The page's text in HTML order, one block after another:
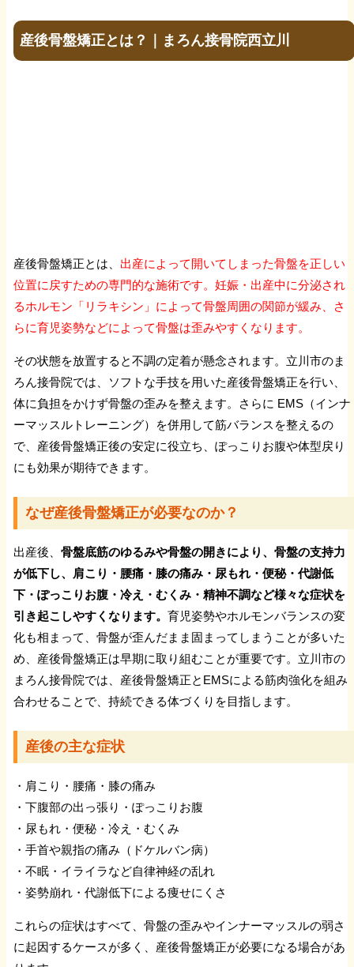
腕のしびれ
ギヨン管症候群
肘部管症候群
手根管症候群
野球肘
頸肩腕症候群
ゴルフ肘
野球肩
上腕二頭筋長頭腱炎
ルーズショルダー
突き指
外側上顆炎（テニス肘）
ドケルバン病
腱板損傷
【腰の症状】
産後骨盤矯正とは？｜まろん接骨院西立川
産後骨盤矯正とは、 出産によって開いてしまった骨盤を正しい
位置に戻すための専門的な施術です。妊娠・出産中に分泌され
るホルモン「リラキシン」によって骨盤周囲の関節が緩み、さ
らに育児姿勢などによって骨盤は歪みやすくなります。
その状態を放置すると不調の定着が懸念されます。立川市のま
ろん接骨院では、ソフトな手技を用いた産後骨盤矯正を行い、
体に負担をかけず骨盤の歪みを整えます。さらに EMS（インナ
ーマッスルトレーニング）を併用して筋バランスを整えるの
で、産後骨盤矯正後の安定に役立ち、ぽっこりお腹や体型戻り
にも効果が期待できます。
なぜ産後骨盤矯正が必要なのか？
出産後、 骨盤底筋のゆるみや骨盤の開きにより、骨盤の支持力
が低下し、肩こり・腰痛・膝の痛み・尿もれ・便秘・代謝低
下・ぽっこりお腹・冷え・むくみ・精神不調など様々な症状を
引き起こしやすくなります。 育児姿勢やホルモンバランスの変
化も相まって、骨盤が歪んだまま固まってしまうことが多いた
め、産後骨盤矯正は早期に取り組むことが重要です。立川市の
まろん接骨院では、産後骨盤矯正とEMSによる筋肉強化を組み
合わせることで、持続できる体づくりを目指します。
産後の主な症状
・肩こり・腰痛・膝の痛み
・下腹部の出っ張り・ぽっこりお腹
・尿もれ・便秘・冷え・むくみ
・手首や親指の痛み（ドケルバン病）
・不眠・イライラなど自律神経の乱れ
・姿勢崩れ・代謝低下による痩せにくさ
これらの症状はすべて、骨盤の歪みやインナーマッスルの弱さ
に起因するケースが多く、産後骨盤矯正が必要になる場合があ